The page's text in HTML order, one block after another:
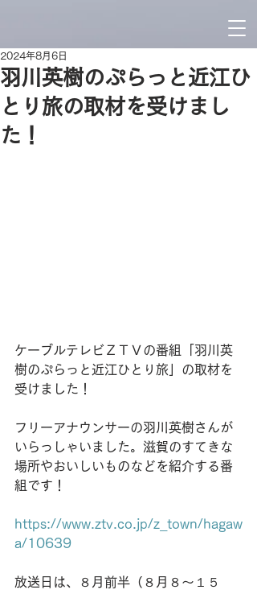
羽川英樹のぷらっと近江ひ
とり旅の取材を受けまし
た！
2024年8月6日
ケーブルテレビＺＴＶの番組「羽川英
樹のぷらっと近江ひとり旅」の取材を
受けました！
フリーアナウンサーの羽川英樹さんが
いらっしゃいました。滋賀のすてきな
場所やおいしいものなどを紹介する番
組です！
https://www.ztv.co.jp/z_town/hagaw
a/10639
放送日は、８月前半（８月８～１５